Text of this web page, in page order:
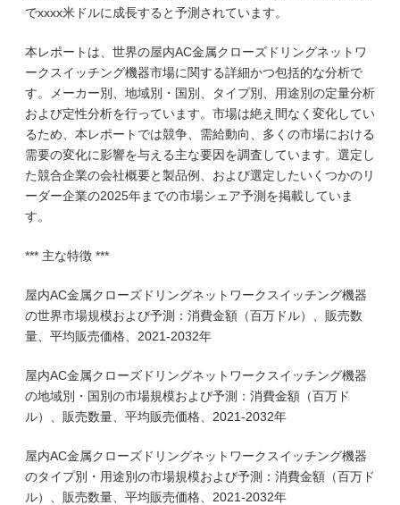
でxxxx米ドルに成長すると予測されています。
本レポートは、世界の屋内AC金属クローズドリングネットワ
ークスイッチング機器市場に関する詳細かつ包括的な分析で
す。メーカー別、地域別・国別、タイプ別、用途別の定量分析
および定性分析を行っています。市場は絶え間なく変化してい
るため、本レポートでは競争、需給動向、多くの市場における
需要の変化に影響を与える主な要因を調査しています。選定し
た競合企業の会社概要と製品例、および選定したいくつかのリ
ーダー企業の2025年までの市場シェア予測を掲載していま
す。
*** 主な特徴 ***
屋内AC金属クローズドリングネットワークスイッチング機器
の世界市場規模および予測：消費金額（百万ドル）、販売数
量、平均販売価格、2021-2032年
屋内AC金属クローズドリングネットワークスイッチング機器
の地域別・国別の市場規模および予測：消費金額（百万ド
ル）、販売数量、平均販売価格、2021-2032年
屋内AC金属クローズドリングネットワークスイッチング機器
のタイプ別・用途別の市場規模および予測：消費金額（百万ド
ル）、販売数量、平均販売価格、2021-2032年